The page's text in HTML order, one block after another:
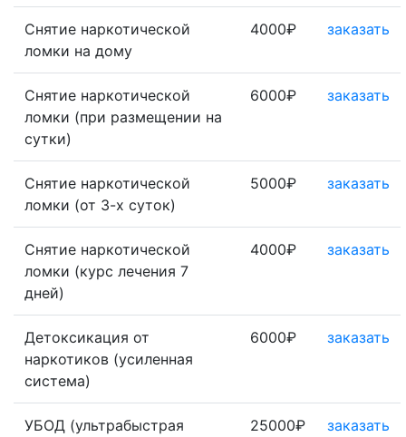
Снятие наркотической
ломки на дому
4000₽ заказать
Снятие наркотической
ломки (при размещении на
сутки)
6000₽ заказать
Снятие наркотической
ломки (от 3-х суток)
5000₽ заказать
Снятие наркотической
ломки (курс лечения 7
дней)
4000₽ заказать
Детоксикация от
наркотиков (усиленная
система)
6000₽ заказать
УБОД (ультрабыстрая
25000₽ заказать